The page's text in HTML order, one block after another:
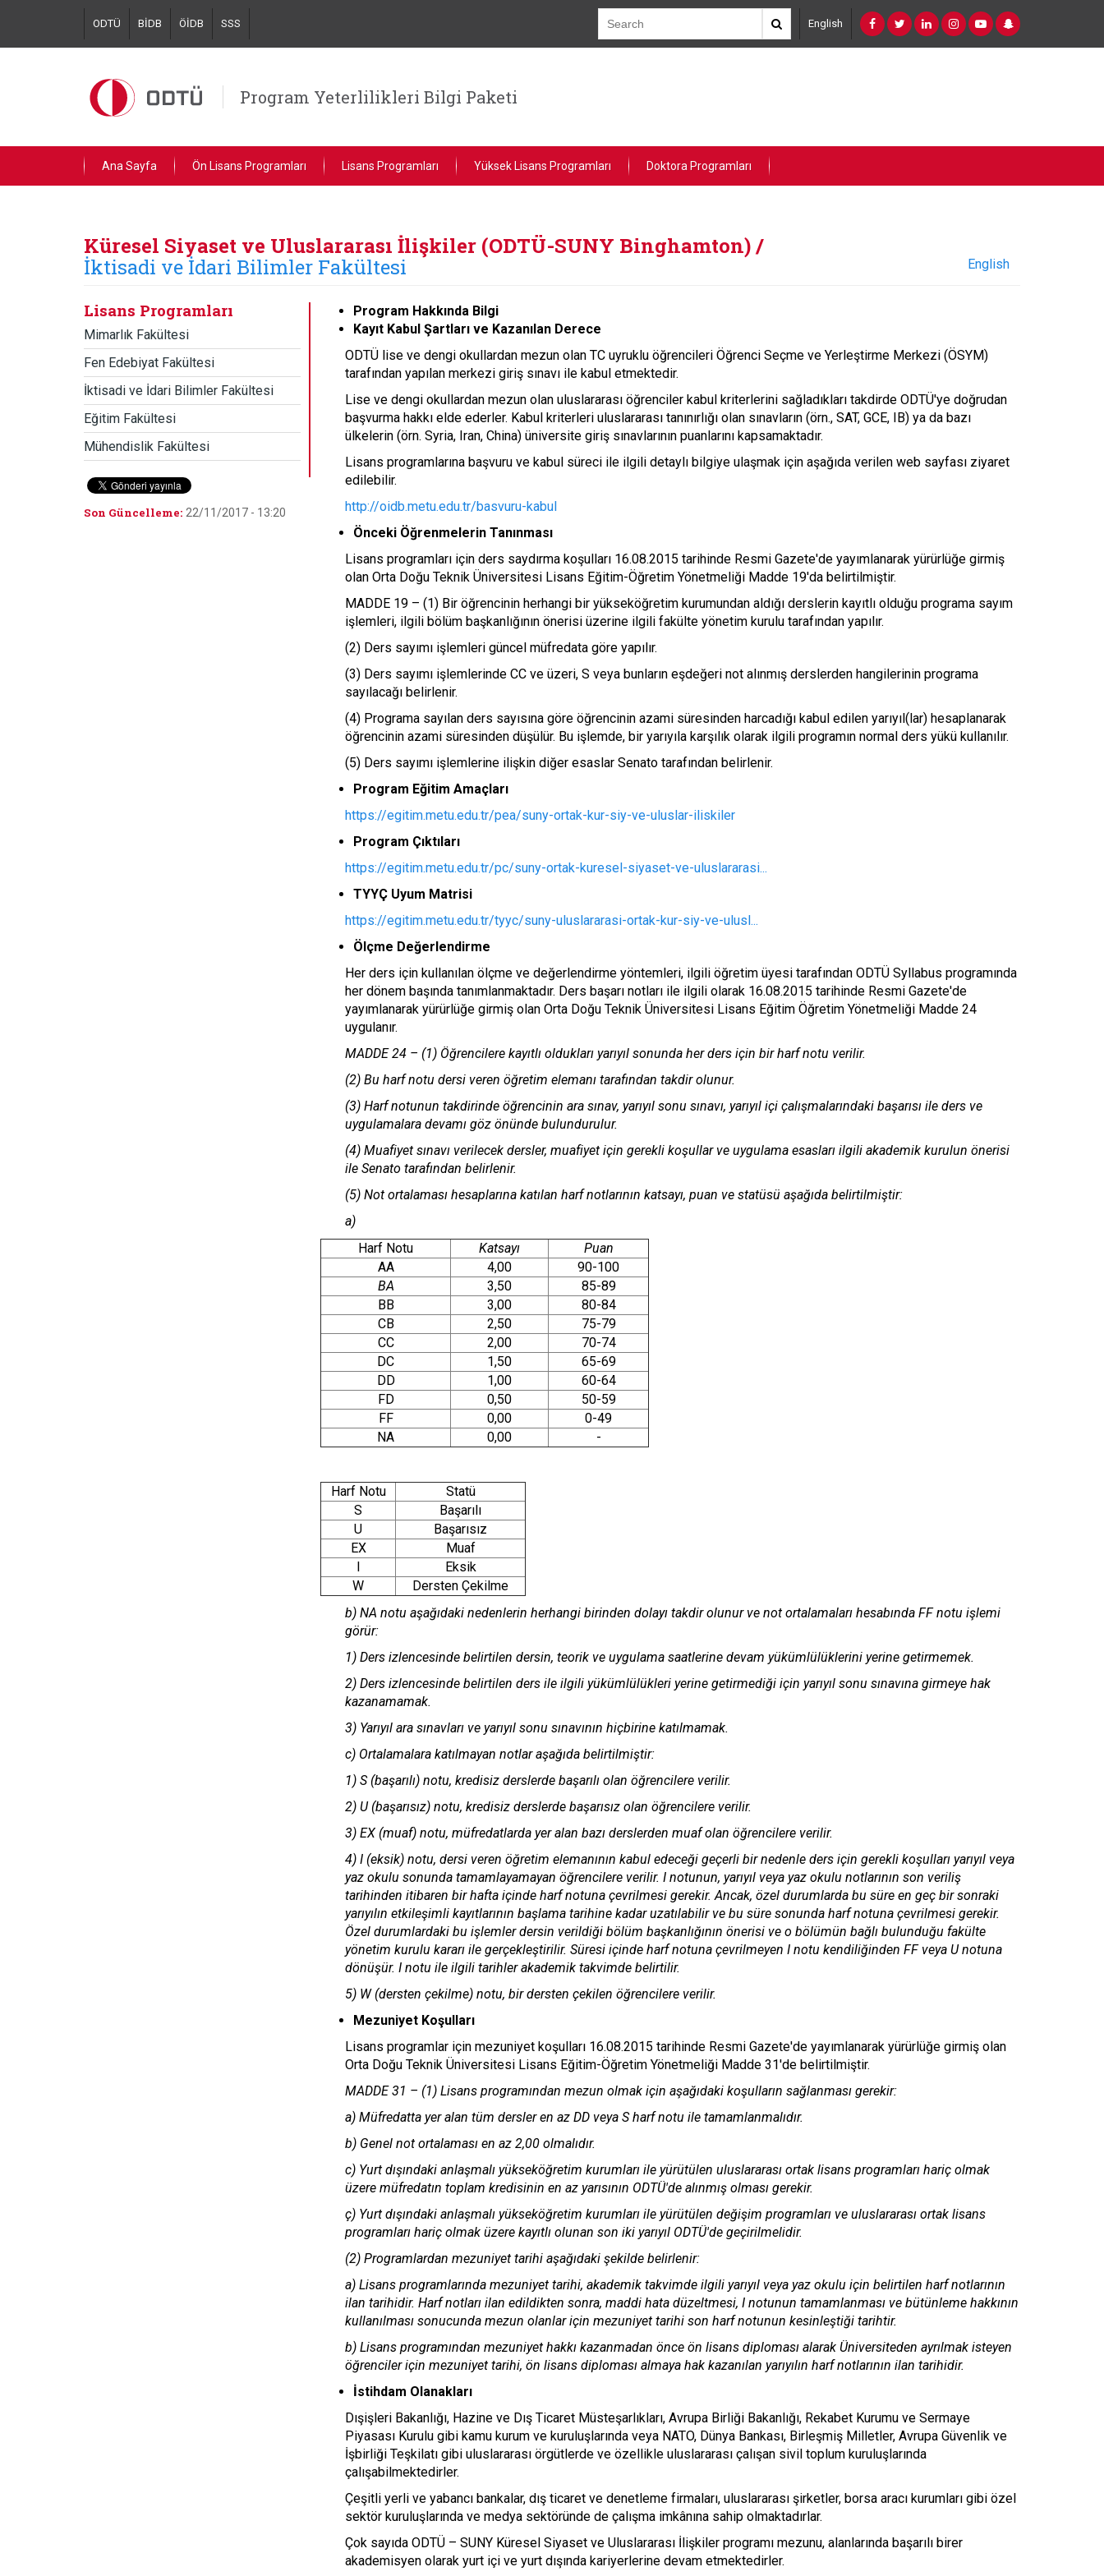
main
ODTÜ BİDB ÖİDB SSS English
Program Yeterlilikleri Bilgi Paketi
Ana Sayfa Ön Lisans Programları Lisans Programları Yüksek Lisans Programları Doktora Programları
Küresel Siyaset ve Uluslararası İlişkiler (ODTÜ-SUNY Binghamton) /
İktisadi ve İdari Bilimler Fakültesi
Lisans Programları
Mimarlık Fakültesi
Fen Edebiyat Fakültesi
İktisadi ve İdari Bilimler Fakültesi
Eğitim Fakültesi
Mühendislik Fakültesi
Son Güncelleme: 22/11/2017 - 13:20
English
Program Hakkında Bilgi
Kayıt Kabul Şartları ve Kazanılan Derece
ODTÜ lise ve dengi okullardan mezun olan TC uyruklu öğrencileri Öğrenci Seçme ve Yerleştirme Merkezi (ÖSYM)
tarafından yapılan merkezi giriş sınavı ile kabul etmektedir.
Lise ve dengi okullardan mezun olan uluslararası öğrenciler kabul kriterlerini sağladıkları takdirde ODTÜ'ye doğrudan
başvurma hakkı elde ederler. Kabul kriterleri uluslararası tanınırlığı olan sınavların (örn., SAT, GCE, IB) ya da bazı
ülkelerin (örn. Syria, Iran, China) üniversite giriş sınavlarının puanlarını kapsamaktadır.
Lisans programlarına başvuru ve kabul süreci ile ilgili detaylı bilgiye ulaşmak için aşağıda verilen web sayfası ziyaret
edilebilir.
http://oidb.metu.edu.tr/basvuru-kabul
Önceki Öğrenmelerin Tanınması
Lisans programları için ders saydırma koşulları 16.08.2015 tarihinde Resmi Gazete'de yayımlanarak yürürlüğe girmiş
olan Orta Doğu Teknik Üniversitesi Lisans Eğitim-Öğretim Yönetmeliği Madde 19'da belirtilmiştir.
MADDE 19 – (1) Bir öğrencinin herhangi bir yükseköğretim kurumundan aldığı derslerin kayıtlı olduğu programa sayım
işlemleri, ilgili bölüm başkanlığının önerisi üzerine ilgili fakülte yönetim kurulu tarafından yapılır.
(2) Ders sayımı işlemleri güncel müfredata göre yapılır.
(3) Ders sayımı işlemlerinde CC ve üzeri, S veya bunların eşdeğeri not alınmış derslerden hangilerinin programa
sayılacağı belirlenir.
(4) Programa sayılan ders sayısına göre öğrencinin azami süresinden harcadığı kabul edilen yarıyıl(lar) hesaplanarak
öğrencinin azami süresinden düşülür. Bu işlemde, bir yarıyıla karşılık olarak ilgili programın normal ders yükü kullanılır.
(5) Ders sayımı işlemlerine ilişkin diğer esaslar Senato tarafından belirlenir.
Program Eğitim Amaçları
https://egitim.metu.edu.tr/pea/suny-ortak-kur-siy-ve-uluslar-iliskiler
Program Çıktıları
https://egitim.metu.edu.tr/pc/suny-ortak-kuresel-siyaset-ve-uluslararasi...
TYYÇ Uyum Matrisi
https://egitim.metu.edu.tr/tyyc/suny-uluslararasi-ortak-kur-siy-ve-ulusl...
Ölçme Değerlendirme
Her ders için kullanılan ölçme ve değerlendirme yöntemleri, ilgili öğretim üyesi tarafından ODTÜ Syllabus programında
her dönem başında tanımlanmaktadır. Ders başarı notları ile ilgili olarak 16.08.2015 tarihinde Resmi Gazete'de
yayımlanarak yürürlüğe girmiş olan Orta Doğu Teknik Üniversitesi Lisans Eğitim Öğretim Yönetmeliği Madde 24
uygulanır.
MADDE 24 – (1) Öğrencilere kayıtlı oldukları yarıyıl sonunda her ders için bir harf notu verilir.
(2) Bu harf notu dersi veren öğretim elemanı tarafından takdir olunur.
(3) Harf notunun takdirinde öğrencinin ara sınav, yarıyıl sonu sınavı, yarıyıl içi çalışmalarındaki başarısı ile ders ve
uygulamalara devamı göz önünde bulundurulur.
(4) Muafiyet sınavı verilecek dersler, muafiyet için gerekli koşullar ve uygulama esasları ilgili akademik kurulun önerisi
ile Senato tarafından belirlenir.
(5) Not ortalaması hesaplarına katılan harf notlarının katsayı, puan ve statüsü aşağıda belirtilmiştir:
a)
Harf Notu
Katsayı
Puan
AA
4,00
90-100
BA
3,50
85-89
BB
3,00
80-84
CB
2,50
75-79
CC
2,00
70-74
DC
1,50
65-69
DD
1,00
60-64
FD
0,50
50-59
FF
0,00
0-49
NA
0,00 -
Harf Notu
Statü
S
Başarılı
U
Başarısız
EX
Muaf
I
Eksik
W
Dersten Çekilme
b) NA notu aşağıdaki nedenlerin herhangi birinden dolayı takdir olunur ve not ortalamaları hesabında FF notu işlemi
görür:
1) Ders izlencesinde belirtilen dersin, teorik ve uygulama saatlerine devam yükümlülüklerini yerine getirmemek.
2) Ders izlencesinde belirtilen ders ile ilgili yükümlülükleri yerine getirmediği için yarıyıl sonu sınavına girmeye hak
kazanamamak.
3) Yarıyıl ara sınavları ve yarıyıl sonu sınavının hiçbirine katılmamak.
c) Ortalamalara katılmayan notlar aşağıda belirtilmiştir:
1) S (başarılı) notu, kredisiz derslerde başarılı olan öğrencilere verilir.
2) U (başarısız) notu, kredisiz derslerde başarısız olan öğrencilere verilir.
3) EX (muaf) notu, müfredatlarda yer alan bazı derslerden muaf olan öğrencilere verilir.
4) I (eksik) notu, dersi veren öğretim elemanının kabul edeceği geçerli bir nedenle ders için gerekli koşulları yarıyıl veya
yaz okulu sonunda tamamlayamayan öğrencilere verilir. I notunun, yarıyıl veya yaz okulu notlarının son veriliş
tarihinden itibaren bir hafta içinde harf notuna çevrilmesi gerekir. Ancak, özel durumlarda bu süre en geç bir sonraki
yarıyılın etkileşimli kayıtlarının başlama tarihine kadar uzatılabilir ve bu süre sonunda harf notuna çevrilmesi gerekir.
Özel durumlardaki bu işlemler dersin verildiği bölüm başkanlığının önerisi ve o bölümün bağlı bulunduğu fakülte
yönetim kurulu kararı ile gerçekleştirilir. Süresi içinde harf notuna çevrilmeyen I notu kendiliğinden FF veya U notuna
dönüşür. I notu ile ilgili tarihler akademik takvimde belirtilir.
5) W (dersten çekilme) notu, bir dersten çekilen öğrencilere verilir.
Mezuniyet Koşulları
Lisans programlar için mezuniyet koşulları 16.08.2015 tarihinde Resmi Gazete'de yayımlanarak yürürlüğe girmiş olan
Orta Doğu Teknik Üniversitesi Lisans Eğitim-Öğretim Yönetmeliği Madde 31'de belirtilmiştir.
MADDE 31 – (1) Lisans programından mezun olmak için aşağıdaki koşulların sağlanması gerekir:
a) Müfredatta yer alan tüm dersler en az DD veya S harf notu ile tamamlanmalıdır.
b) Genel not ortalaması en az 2,00 olmalıdır.
c) Yurt dışındaki anlaşmalı yükseköğretim kurumları ile yürütülen uluslararası ortak lisans programları hariç olmak
üzere müfredatın toplam kredisinin en az yarısının ODTÜ'de alınmış olması gerekir.
ç) Yurt dışındaki anlaşmalı yükseköğretim kurumları ile yürütülen değişim programları ve uluslararası ortak lisans
programları hariç olmak üzere kayıtlı olunan son iki yarıyıl ODTÜ'de geçirilmelidir.
(2) Programlardan mezuniyet tarihi aşağıdaki şekilde belirlenir:
a) Lisans programlarında mezuniyet tarihi, akademik takvimde ilgili yarıyıl veya yaz okulu için belirtilen harf notlarının
ilan tarihidir. Harf notları ilan edildikten sonra, maddi hata düzeltmesi, I notunun tamamlanması ve bütünleme hakkının
kullanılması sonucunda mezun olanlar için mezuniyet tarihi son harf notunun kesinleştiği tarihtir.
b) Lisans programından mezuniyet hakkı kazanmadan önce ön lisans diploması alarak Üniversiteden ayrılmak isteyen
öğrenciler için mezuniyet tarihi, ön lisans diploması almaya hak kazanılan yarıyılın harf notlarının ilan tarihidir.
İstihdam Olanakları
Dışişleri Bakanlığı, Hazine ve Dış Ticaret Müsteşarlıkları, Avrupa Birliği Bakanlığı, Rekabet Kurumu ve Sermaye
Piyasası Kurulu gibi kamu kurum ve kuruluşlarında veya NATO, Dünya Bankası, Birleşmiş Milletler, Avrupa Güvenlik ve
İşbirliği Teşkilatı gibi uluslararası örgütlerde ve özellikle uluslararası çalışan sivil toplum kuruluşlarında
çalışabilmektedirler.
Çeşitli yerli ve yabancı bankalar, dış ticaret ve denetleme firmaları, uluslararası şirketler, borsa aracı kurumları gibi özel
sektör kuruluşlarında ve medya sektöründe de çalışma imkânına sahip olmaktadırlar.
Çok sayıda ODTÜ – SUNY Küresel Siyaset ve Uluslararası İlişkiler programı mezunu, alanlarında başarılı birer
akademisyen olarak yurt içi ve yurt dışında kariyerlerine devam etmektedirler.